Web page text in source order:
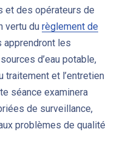
et des opérateurs de
vertu du règlement de
apprendront les
d’eau potable,
traitement et l’entretien
séance examinera
de surveillance,
problèmes de qualité